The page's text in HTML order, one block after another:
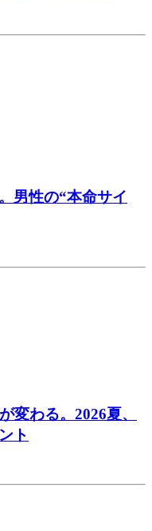
男性の“本命サイ
変わる。2026夏、
ト